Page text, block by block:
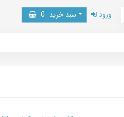
سبد خرید 0 ورود